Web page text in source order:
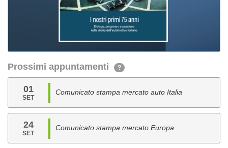
Prossimi appuntamenti ?
01
SET
Comunicato stampa mercato auto Italia
24
SET
Comunicato stampa mercato Europa